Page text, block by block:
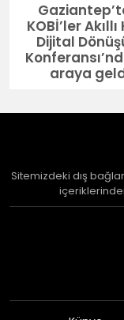
KOBİ’ler Akıllı
Dijital
araya
Sitemizdeki dış